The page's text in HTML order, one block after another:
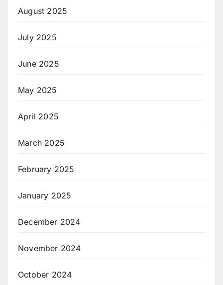
August 2025
July 2025
June 2025
May 2025
April 2025
March 2025
February 2025
January 2025
December 2024
November 2024
October 2024